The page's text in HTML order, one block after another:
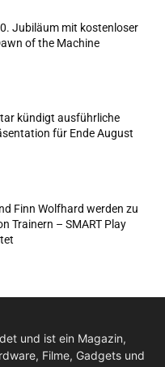
Jubiläum mit kostenloser
of the Machine
kündigt ausführliche
für Ende August
Finn Wolfhard werden zu
Trainern – SMART Play
und ist ein Magazin,
Filme, Gadgets und